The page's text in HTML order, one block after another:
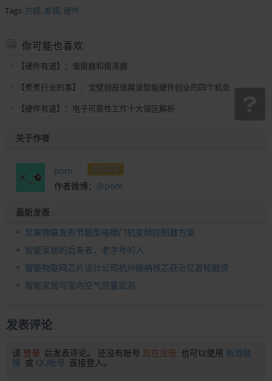
Tags: 共模, 差模, 硬件
你可能也喜欢
【硬件有道】：谐振器和振荡器
【煮煮行业的事】：戈壁创投徐晨谈智能硬件创业的四个机会
【硬件有道】：电子可靠性工作十大误区解析
关于作者
pom 金牌笛客
作者微博： @pom
最新发表
尼果物联发布节能型电梯门机变频控制器方案
智能家居的后来者，老字号的入
智能物联网芯片设计公司杭州微纳核芯获近亿首轮融资
智能家居与室内空气质量监测
发表评论
请 登录 后发表评论。 还没有帐号 现在注册 也可以使用 新浪微
博 或 QQ帐号 直接登入。